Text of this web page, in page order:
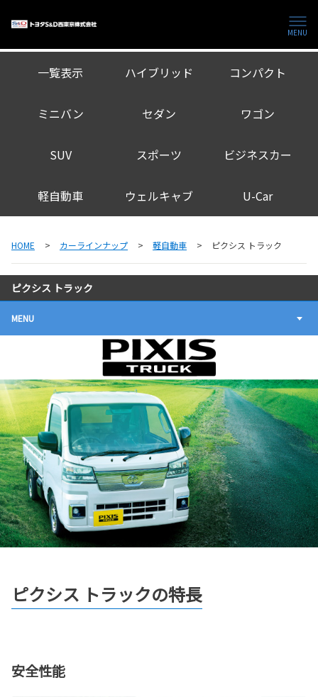
MENU
一覧表示 ハイブリッド コンパクト
ミニバン セダン ワゴン
SUV スポーツ ビジネスカー
軽自動車 ウェルキャブ U-Car
HOME カーラインナップ 軽自動車 ピクシス トラック
ピクシス トラック
MENU
ピクシス トラックの特長
安全性能